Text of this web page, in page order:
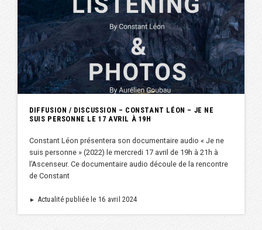
DIFFUSION / DISCUSSION – CONSTANT LÉON – JE NE
SUIS PERSONNE LE 17 AVRIL À 19H
Constant Léon présentera son documentaire audio « Je ne
suis personne » (2022) le mercredi 17 avril de 19h à 21h à
l’Ascenseur. Ce documentaire audio découle de la rencontre
de Constant
► Actualité publiée le 16 avril 2024